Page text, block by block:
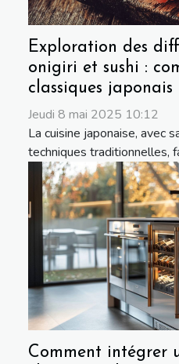
Exploration des
onigiri et sushi :
classiques japonais
Jeudi 8 mai 2025 10:12
La cuisine japonaise, avec
techniques traditionnelles,
Comment intégrer